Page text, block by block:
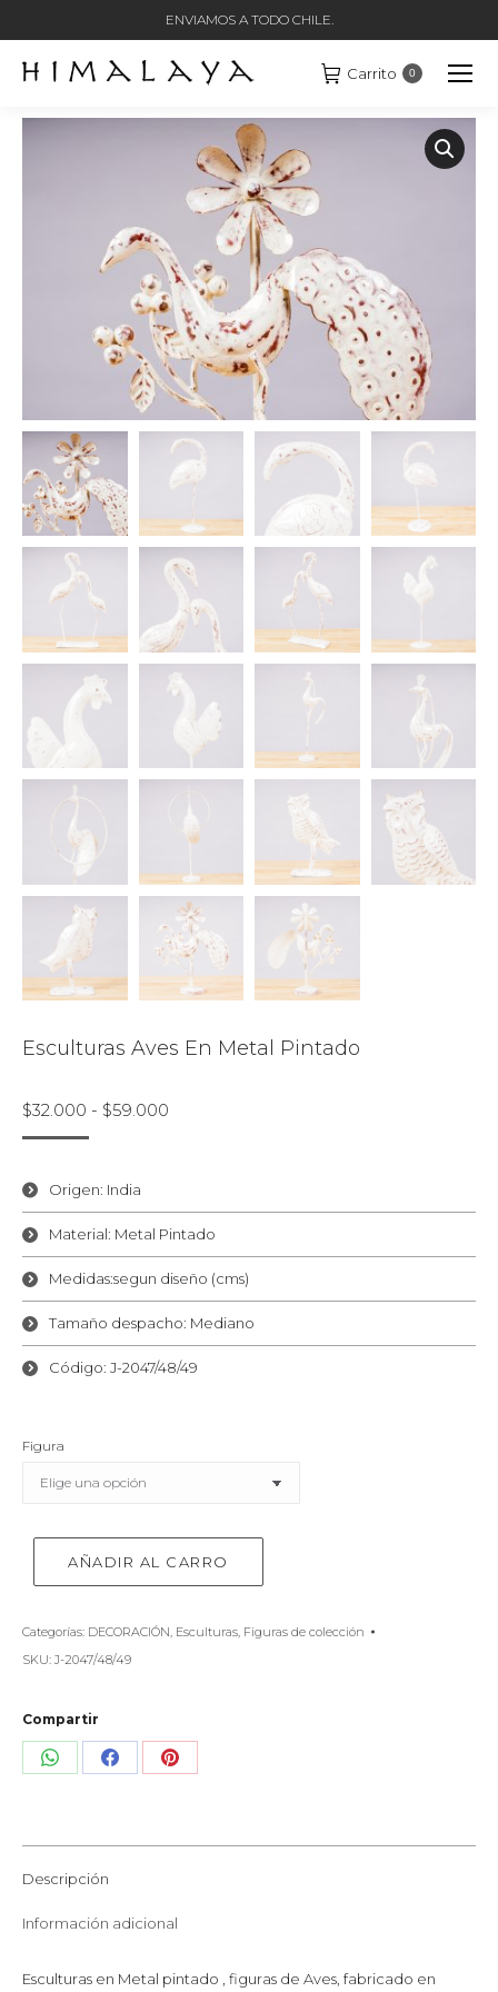
ENVIAMOS A TODO CHILE.
Carrito 0
Esculturas Aves En Metal Pintado
$32.000 - $59.000
$32.000
hasta
$59.000
Origen: India
Material: Metal Pintado
Medidas:segun diseño (cms)
Tamaño despacho: Mediano
Código: J-2047/48/49
Figura
AÑADIR AL CARRO
Categorías: DECORACIÓN, Esculturas, Figuras de colección
SKU: J-2047/48/49
Compartir
Share Share Share
Descripción
Información adicional
Esculturas en Metal pintado , figuras de Aves, fabricado en